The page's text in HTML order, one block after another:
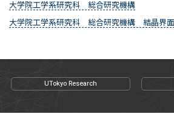
大学院工学系研究科 総合研究機構
大学院工学系研究科 総合研究機構 結晶界
UTokyo Research